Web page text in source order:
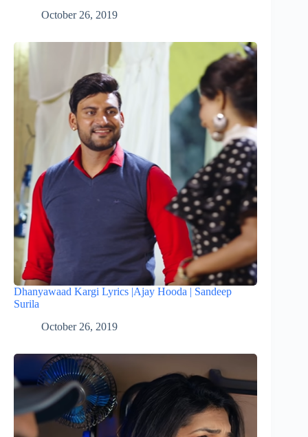
October 26, 2019
Dhanyawaad Kargi Lyrics |Ajay Hooda | Sandeep
Surila
October 26, 2019